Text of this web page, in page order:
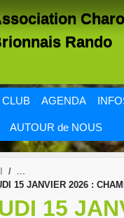
Rando
AGENDA
AUTOUR de NOUS
15 JANVIER 2026 :
15
des cookies